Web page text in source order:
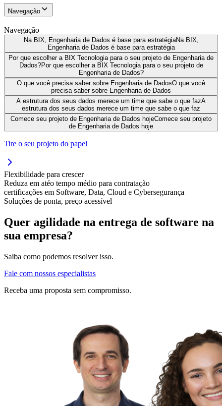
Navegação
Navegação
Na BIX, Engenharia de Dados é base para estratégiaNa BIX,
Engenharia de Dados é base para estratégia
Por que escolher a BIX Tecnologia para o seu projeto de Engenharia de
Dados?Por que escolher a BIX Tecnologia para o seu projeto de
Engenharia de Dados?
O que você precisa saber sobre Engenharia de DadosO que você
precisa saber sobre Engenharia de Dados
A estrutura dos seus dados merece um time que sabe o que fazA
estrutura dos seus dados merece um time que sabe o que faz
Comece seu projeto de Engenharia de Dados hojeComece seu projeto
de Engenharia de Dados hoje
Tire o seu projeto do papel
Flexibilidade para crescer
Reduza em atéo tempo médio para contratação
certificações em Software, Data, Cloud e Cybersegurança
Soluções de ponta, preço acessível
Quer agilidade na entrega de software na
sua empresa?
Saiba como podemos resolver isso.
Fale com nossos especialistas
Receba uma proposta sem compromisso.